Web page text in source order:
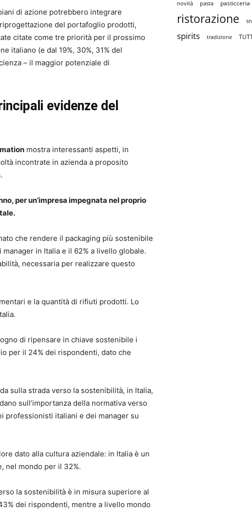
di azione potrebbero integrare
del portafoglio prodotti,
citate come tre priorità per il prossimo
italiano (e dal 19%, 30%, 31% del
– il maggior potenziale di
evidenze del
mostra interessanti aspetti, in
incontrate in azienda a proposito
per un’impresa impegnata nel proprio
che rendere il packaging più sostenibile
in Italia e il 62% a livello globale.
necessaria per realizzare questo
e la quantità di rifiuti prodotti. Lo
di ripensare in chiave sostenibile i
per il 24% dei rispondenti, dato che
sulla strada verso la sostenibilità, in Italia,
sull’importanza della normativa verso
professionisti italiani e dei manager su
dato alla cultura aziendale: in Italia è un
nel mondo per il 32%.
la sostenibilità è in misura superiore al
dei rispondenti, mentre a livello mondo
novità pasta pasticceria
ristorazione
spirits tradizione